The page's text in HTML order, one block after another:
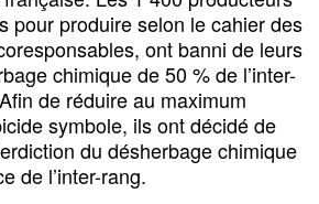
pour produire selon le cahier des
ont banni de leurs
chimique de 50 % de l’inter-
de réduire au maximum
symbole, ils ont décidé de
du désherbage chimique
de l’inter-rang.